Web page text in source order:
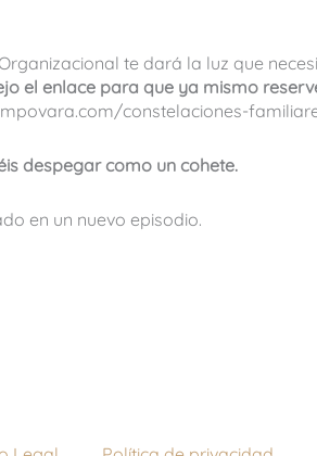
te dará la luz que
el enlace para que ya mismo
constelaciones-
despegar como un cohete.
en un nuevo episodio.